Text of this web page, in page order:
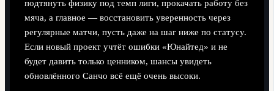
подтянуть физику под темп лиги, прокачать работу без
мяча, а главное — восстановить уверенность через
регулярные матчи, пусть даже на шаг ниже по статусу.
Если новый проект учтёт ошибки «Юнайтед» и не
будет давить только ценником, шансы увидеть
обновлённого Санчо всё ещё очень высоки.